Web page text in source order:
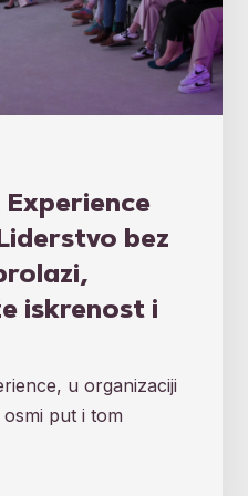
Experience
bez
iskrenost i
u organizaciji
put i tom